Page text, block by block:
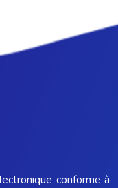
conforme à